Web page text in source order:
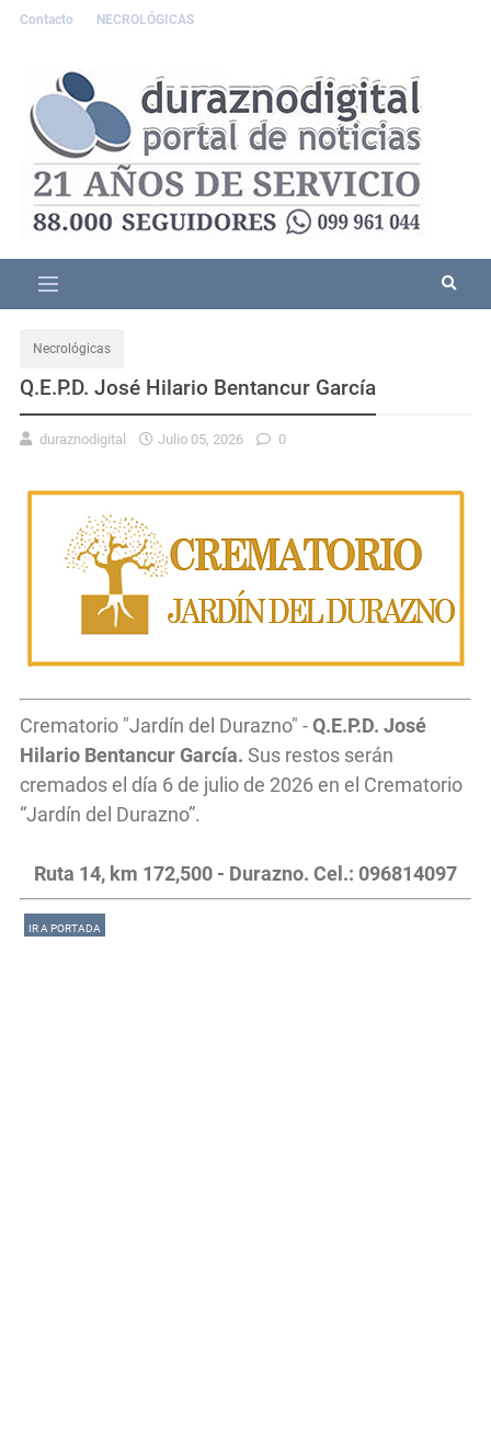
Contacto NECROLÓGICAS
Necrológicas
Q.E.P.D. José Hilario Bentancur García
duraznodigital Julio 05, 2026 0
Crematorio "Jardín del Durazno" -Q.E.P.D. José
Hilario Bentancur García. Sus restos serán
cremados el día 6 de julio de 2026 en el Crematorio
“Jardín del Durazno”.
Ruta 14, km 172,500 - Durazno. Cel.: 096814097
IR A PORTADA